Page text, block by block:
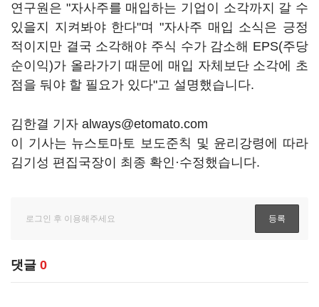
연구원은 "자사주를 매입하는 기업이 소각까지 갈 수
있을지 지켜봐야 한다"며 "자사주 매입 소식은 긍정
적이지만 결국 소각해야 주식 수가 감소해 EPS(주당
순이익)가 올라가기 때문에 매입 자체보단 소각에 초
점을 둬야 할 필요가 있다"고 설명했습니다.
김한결 기자 always@etomato.com
이 기사는 뉴스토마토 보도준칙 및 윤리강령에 따라
김기성 편집국장이 최종 확인·수정했습니다.
댓글 0